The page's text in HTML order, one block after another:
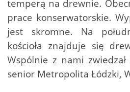
temperą na drewnie.
prace konserwatorskie.
jest skromne. Na
kościoła znajduje się
Wspólnie z nami zwiedzał
senior Metropolita Łódzki,